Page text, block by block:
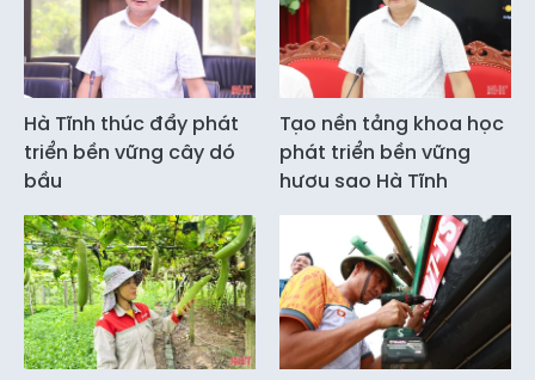
Hà Tĩnh thúc đẩy phát
triển bền vững cây dó
bầu
Tạo nền tảng khoa học
phát triển bền vững
hươu sao Hà Tĩnh